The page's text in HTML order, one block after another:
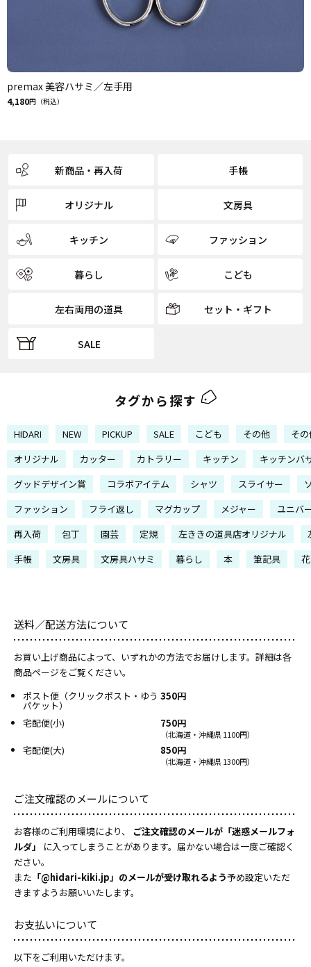
premax 美容ハサミ／左手用
4,180円（税込）
新商品・再入荷 手帳
オリジナル 文房具
キッチン ファッション
暮らし こども
左右両用の道具 セット・ギフト
SALE
タグから探す
HIDARI NEW PICKUP SALE こども その他
そ
オリジナル
カッター カトラリー キッチン
キッチンバ
グッドデザイン賞
コラボアイテム シャツ スライサー
ファッション
フライ返し マグカップ メジャー
ユニバ
再入荷
包丁 園芸 定規 左ききの道具店オリジナル
手帳
文房具 文房具ハサミ 暮らし 本 筆記具
送料／配送方法について
お買い上げ商品によって、いずれかの方法でお届けします。詳細は各
商品ページをご覧ください。
ポスト便（クリックポスト・ゆう
パケット）
350円
宅配便(小) 750円
（北海道・沖縄県 1100円）
宅配便(大) 850円
（北海道・沖縄県 1300円）
ご注文確認のメールについて
お客様のご利用環境により、
ご注文確認のメールが「迷惑メールフォ
ルダ」
に入ってしまうことがあります。届かない場合は一度ご確認く
ださい。
また 「@hidari-kiki.jp」のメールが受け取れるよう予め設定いただ
きますようお願いいたします。
お支払いについて
以下をご利用いただけます。